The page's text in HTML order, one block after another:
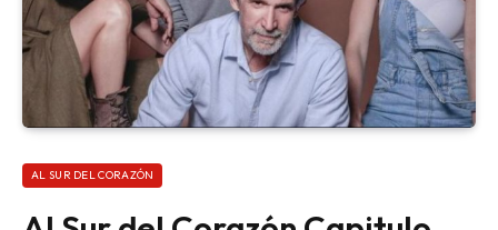
AL SUR DEL CORAZÓN